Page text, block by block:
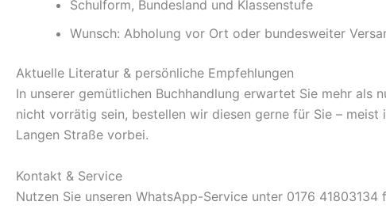
Schulform, Bundesland und Klassenstufe
Wunsch: Abholung vor Ort oder bundesweiter
Aktuelle Literatur & persönliche Empfehlungen
In unserer gemütlichen Buchhandlung erwartet Sie mehr als
nicht vorrätig sein, bestellen wir diesen gerne für Sie –
Langen Straße vorbei.
Kontakt & Service
Nutzen Sie unseren WhatsApp-Service unter 0176